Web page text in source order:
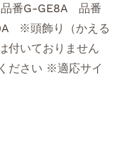
番G-GE8A 品番
※頭飾り（かえる
付いておりません
ださい ※適応サイ